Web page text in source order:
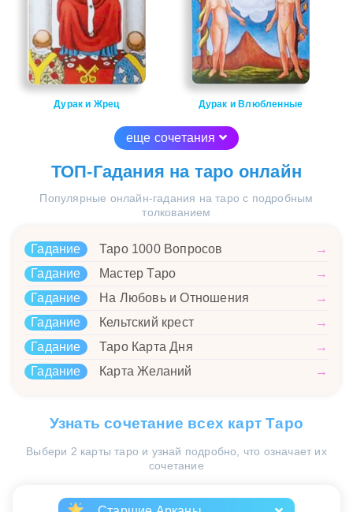
Дурак и Жрец Дурак и Влюбленные
еще сочетания
ТОП-Гадания на таро онлайн
Популярные онлайн-гадания на таро с подробным
толкованием
Гадание Таро 1000 Вопросов
→
Гадание
Мастер Таро
→
Гадание
На Любовь и Отношения
→
Гадание
Кельтский крест
→
Гадание
Таро Карта Дня
→
Гадание
Карта Желаний →
Узнать сочетание всех карт Таро
Выбери 2 карты таро и узнай подробно, что означает их
сочетание